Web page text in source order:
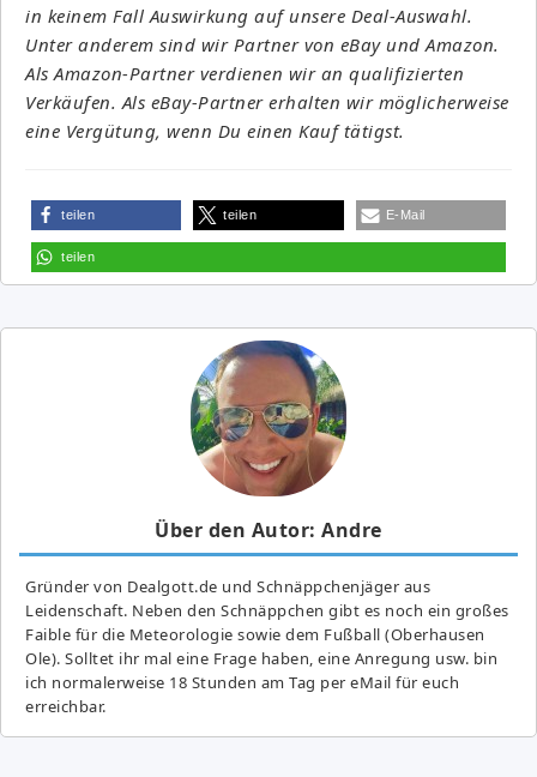
in keinem Fall Auswirkung auf unsere Deal-Auswahl.
Unter anderem sind wir Partner von eBay und Amazon.
Als Amazon-Partner verdienen wir an qualifizierten
Verkäufen. Als eBay-Partner erhalten wir möglicherweise
eine Vergütung, wenn Du einen Kauf tätigst.
teilen teilen E-Mail
teilen
Über den Autor: Andre
Gründer von Dealgott.de und Schnäppchenjäger aus
Leidenschaft. Neben den Schnäppchen gibt es noch ein großes
Fai­ble für die Meteorologie sowie dem Fußball (Oberhausen
Ole). Solltet ihr mal eine Frage haben, eine Anregung usw. bin
ich normalerweise 18 Stunden am Tag per eMail für euch
erreichbar.